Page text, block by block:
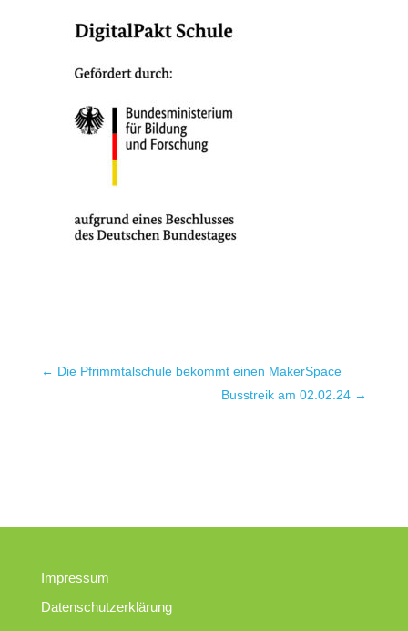
← Die Pfrimmtalschule bekommt einen MakerSpace
Busstreik am 02.02.24 →
Impressum
Datenschutzerklärung